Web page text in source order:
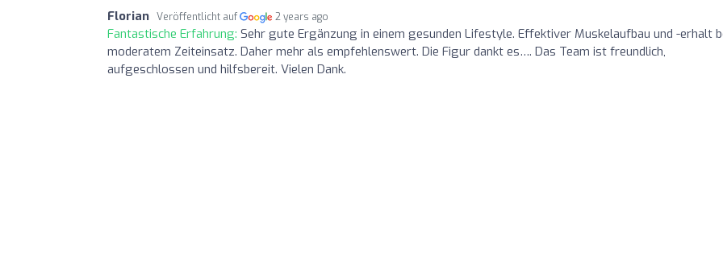
Florian Veröffentlicht auf 2 years ago
Fantastische Erfahrung: Sehr gute Ergänzung in einem gesunden Lifestyle. Effektiver Muskelaufbau und -erhalt
moderatem Zeiteinsatz. Daher mehr als empfehlenswert. Die Figur dankt es…. Das Team ist freundlich,
aufgeschlossen und hilfsbereit. Vielen Dank.